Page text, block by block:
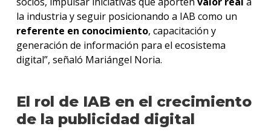
la industria y seguir posicionando a IAB como un
referente en conocimiento, capacitación y
generación de información para el ecosistema
digital”, señaló Mariángel Noria.
El rol de IAB en el crecimiento
de la publicidad digital